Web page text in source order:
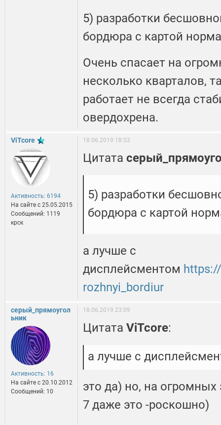
5) разработки
бордюра с картой
Очень спасает на
несколько кварталов,
работает не всегда
овердохрена.
ViTcore
Активность: 6194
На сайте c 25.05.2015
Сообщений: 1119
крск
18.06.2019 18:53
Цитата
5) разработки
бордюра с картой
а лучше с
дисплейсментом
rozhnyi_bordiur
серый_прямоугол
ьник
Активность: 16
На сайте c 20.10.2012
Сообщений: 10
18.06.2019 23:09
Цитата ViTcore:
а лучше с
это да) но, на огромных
7 даже это -роскошно)